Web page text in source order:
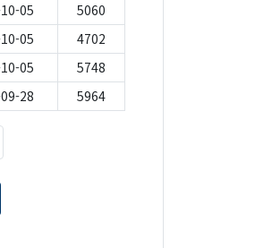
05
5060
05
4702
05
5748
28 5964